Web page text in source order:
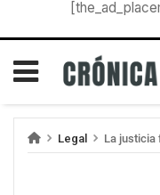
Legal La justicia